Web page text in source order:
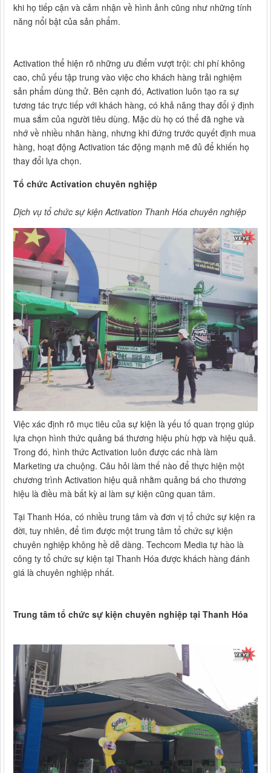
khi họ tiếp cận và cảm nhận về hình ảnh cũng như những tính
năng nổi bật của sản phẩm.
Activation thể hiện rõ những ưu điểm vượt trội: chi phí không
cao, chủ yếu tập trung vào việc cho khách hàng trải nghiệm
sản phẩm dùng thử. Bên cạnh đó, Activation luôn tạo ra sự
tương tác trực tiếp với khách hàng, có khả năng thay đổi ý định
mua sắm của người tiêu dùng. Mặc dù họ có thể đã nghe và
nhớ về nhiều nhãn hàng, nhưng khi đứng trước quyết định mua
hàng, hoạt động Activation tác động mạnh mẽ đủ để khiến họ
thay đổi lựa chọn.
Tổ chức Activation chuyên nghiệp
Dịch vụ tổ chức sự kiện Activation Thanh Hóa chuyên nghiệp
Việc xác định rõ mục tiêu của sự kiện là yếu tố quan trọng giúp
lựa chọn hình thức quảng bá thương hiệu phù hợp và hiệu quả.
Trong đó, hình thức Activation luôn được các nhà làm
Marketing ưa chuộng. Câu hỏi làm thế nào để thực hiện một
chương trình Activation hiệu quả nhằm quảng bá cho thương
hiệu là điều mà bất kỳ ai làm sự kiện cũng quan tâm.
Tại Thanh Hóa, có nhiều trung tâm và đơn vị tổ chức sự kiện ra
đời, tuy nhiên, để tìm được một trung tâm tổ chức sự kiện
chuyên nghiệp không hề dễ dàng. Techcom Media tự hào là
công ty tổ chức sự kiện tại Thanh Hóa được khách hàng đánh
giá là chuyên nghiệp nhất.
Trung tâm tổ chức sự kiện chuyên nghiệp tại Thanh Hóa